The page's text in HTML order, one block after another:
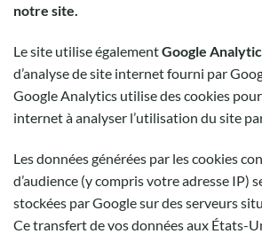
notre site.
Le site utilise égalementGoogle
d’analyse de site internet fourni par
Google Analytics utilise des cookies
internet à analyser l’utilisation du site
Les données générées par les cookies
d’audience (y compris votre adresse IP)
stockées par Google sur des serveurs
Ce transfert de vos données aux États-